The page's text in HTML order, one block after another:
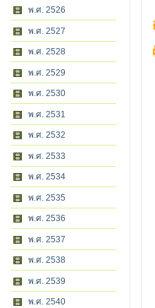
พ.ศ. 2526
พ.ศ. 2527
พ.ศ. 2528
พ.ศ. 2529
พ.ศ. 2530
พ.ศ. 2531
พ.ศ. 2532
พ.ศ. 2533
พ.ศ. 2534
พ.ศ. 2535
พ.ศ. 2536
พ.ศ. 2537
พ.ศ. 2538
พ.ศ. 2539
พ.ศ. 2540